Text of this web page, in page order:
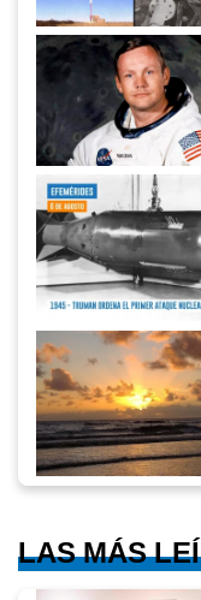
LAS MÁS